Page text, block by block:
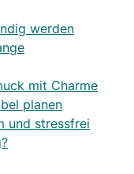
werden
mit Charme
planen
und stressfrei